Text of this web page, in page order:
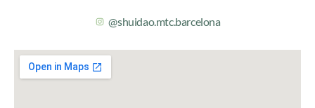
@shuidao.mtc.barcelona